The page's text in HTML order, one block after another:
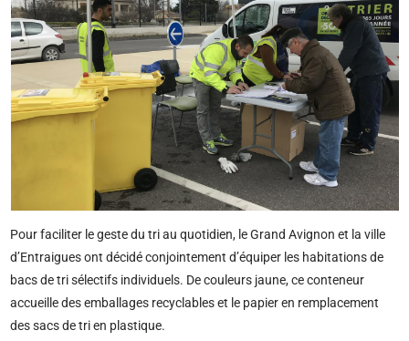
Pour faciliter le geste du tri au quotidien, le Grand Avignon et la ville
d’Entraigues ont décidé conjointement d’équiper les habitations de
bacs de tri sélectifs individuels. De couleurs jaune, ce conteneur
accueille des emballages recyclables et le papier en remplacement
des sacs de tri en plastique.